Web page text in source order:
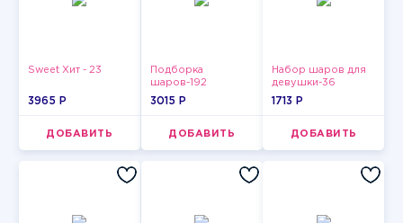
Sweet Хит - 23
3965 P
ДОБАВИТЬ
Подборка
шаров-192
3015 P
ДОБАВИТЬ
Набор шаров для
девушки-36
1713 P
ДОБАВИТЬ